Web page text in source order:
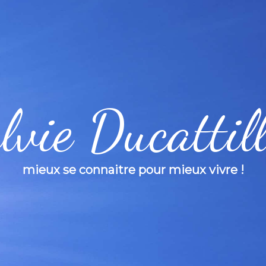
mieux se connaitre pour mieux vivre !